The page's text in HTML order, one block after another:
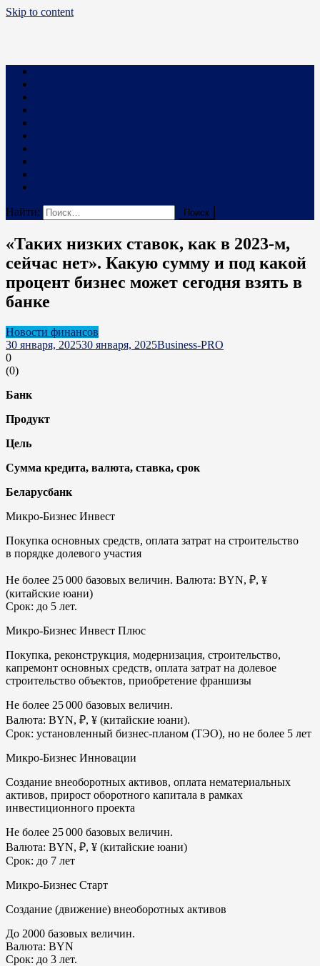
Skip to content
Business PRO
Новости про бизнес и не только
Найти:
«Таких низких ставок, как в 2023-м,
сейчас нет». Какую сумму и под какой
процент бизнес может сегодня взять в
банке
Новости финансов
30 января, 202530 января, 2025Business-PRO
0
(0)
Банк
Продукт
Цель
Сумма кредита, валюта, ставка, срок
Беларусбанк
Микро-Бизнес Инвест
Покупка основных средств, оплата затрат на строительство
в порядке долевого участия
Не более 25 000 базовых величин. Валюта: BYN, ₽, ¥
(китайские юани)
Срок: до 5 лет.
Микро-Бизнес Инвест Плюс
Покупка, реконструкция, модернизация, строительство,
капремонт основных средств, оплата затрат на долевое
строительство объектов, приобретение франшизы
Не более 25 000 базовых величин.
Валюта: BYN, ₽, ¥ (китайские юани).
Срок: установленный бизнес-планом (ТЭО), но не более 5 лет
Микро-Бизнес Инновации
Создание внеоборотных активов, оплата нематериальных
активов, прирост оборотного капитала в рамках
инвестиционного проекта
Не более 25 000 базовых величин.
Валюта: BYN, ₽, ¥ (китайские юани)
Срок: до 7 лет
Микро-Бизнес Старт
Создание (движение) внеоборотных активов
До 2000 базовых величин.
Валюта: BYN
Срок: до 3 лет.